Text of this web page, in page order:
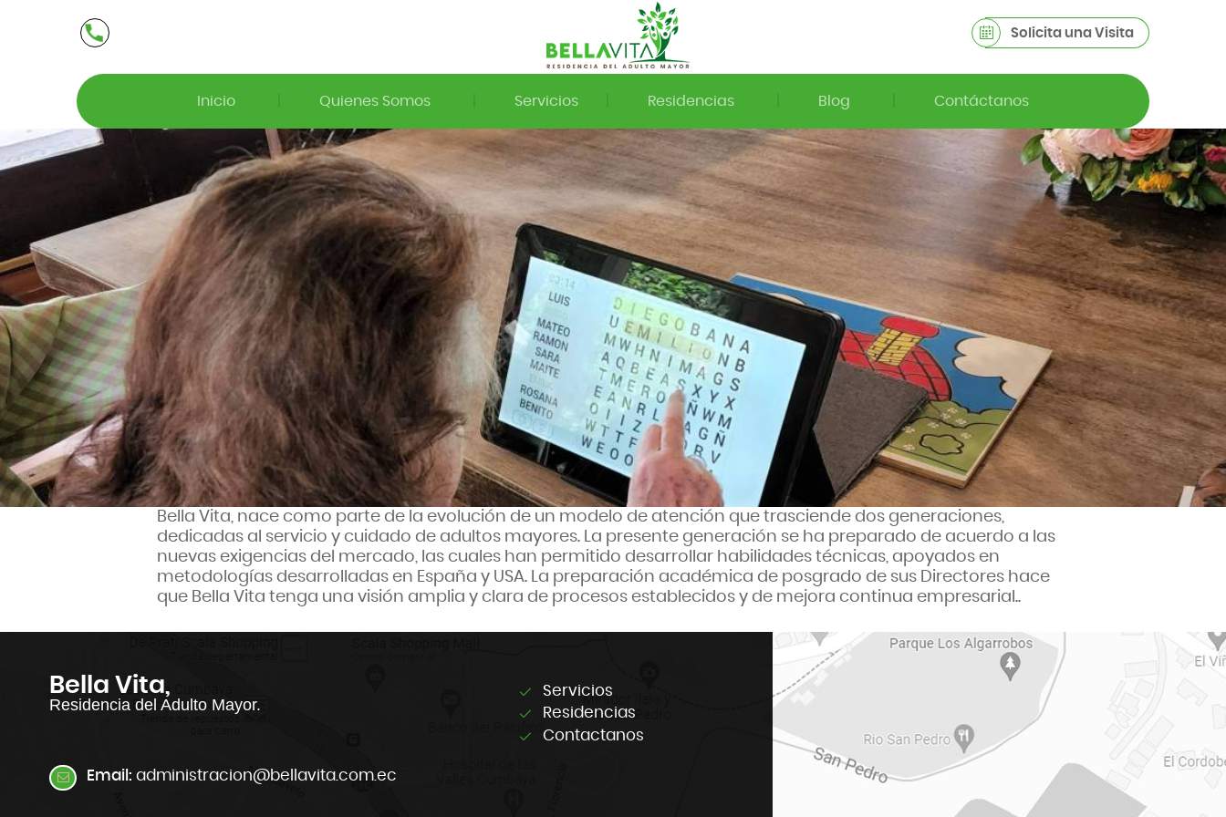
Solicita una Visita
Inicio Quienes Somos Servicios Residencias Blog Contáctanos
Bella Vita, nace como parte de la evolución de un modelo de atención que trasciende dos generaciones,
dedicadas al servicio y cuidado de adultos mayores. La presente generación se ha preparado de acuerdo a las
nuevas exigencias del mercado, las cuales han permitido desarrollar habilidades técnicas, apoyados en
metodologías desarrolladas en España y USA. La preparación académica de posgrado de sus Directores hace
que Bella Vita tenga una visión amplia y clara de procesos establecidos y de mejora continua empresarial..
Bella Vita,
Residencia del Adulto Mayor.
Email:administracion@bellavita.com.ec
Servicios
Residencias
Contactanos